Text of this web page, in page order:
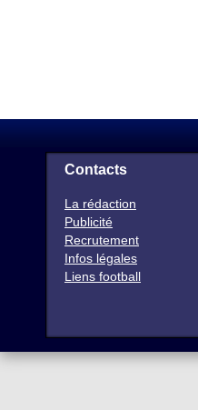
Contacts
La rédaction
Publicité
Recrutement
Infos légales
Liens football